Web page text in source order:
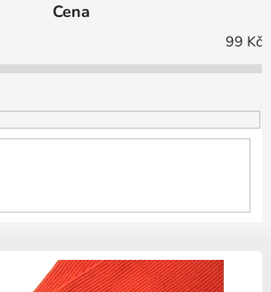
Cena
99 Kč